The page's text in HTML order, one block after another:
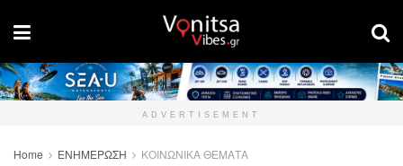
ADVERTISEMENT
Home ΕΝΗΜΕΡΩΣΗ ΚΟΙΝΩΝΙΚΑ ΘΕΜΑΤΑ